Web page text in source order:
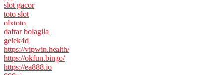
slot gacor
toto slot
olxtoto
daftar bolagila
gelek4d
https://vipwin.health/
https://okfun.bingo/
https://ea888.io